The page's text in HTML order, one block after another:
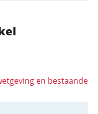
en bestaande